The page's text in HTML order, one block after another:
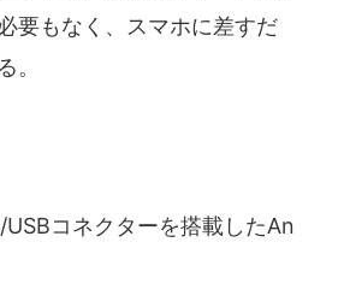
要もなく、スマホに差すだ
。
コネクターを搭載したAn